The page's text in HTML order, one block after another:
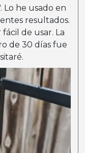
Lo he usado en
resultados.
de usar. La
de 30 días fue